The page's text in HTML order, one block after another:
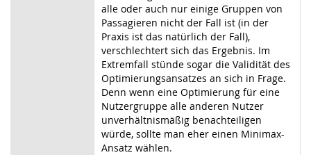
alle oder auch nur einige Gruppen von
Passagieren nicht der Fall ist (in der
Praxis ist das natürlich der Fall),
verschlechtert sich das Ergebnis. Im
Extremfall stünde sogar die Validität des
Optimierungsansatzes an sich in Frage.
Denn wenn eine Optimierung für eine
Nutzergruppe alle anderen Nutzer
unverhältnismäßig benachteiligen
würde, sollte man eher einen Minimax-
Ansatz wählen.